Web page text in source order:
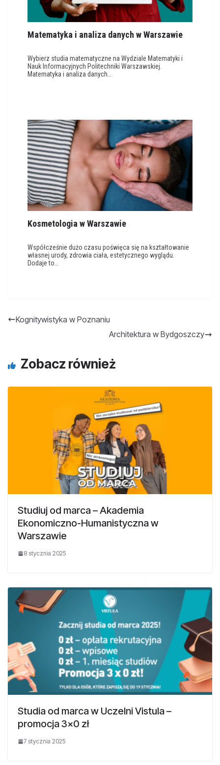
Matematyka i analiza danych w Warszawie
Wybierz studia matematyczne na Wydziale Matematyki i
Nauk Informacyjnych Politechniki Warszawskiej.
Matematyka i analiza danych…
Kosmetologia w Warszawie
Współcześnie dużo czasu poświęca się na kształtowanie
własnej urody, zdrowia ciała, estetycznego wyglądu.
Dodaje to…
Kognitywistyka w Poznaniu
Architektura w Bydgoszczy
Zobacz również
Studiuj od marca – Akademia
Ekonomiczno-Humanistyczna w
Warszawie
8 stycznia 2025
Studia od marca w Uczelni Vistula –
promocja 3×0 zł
7 stycznia 2025